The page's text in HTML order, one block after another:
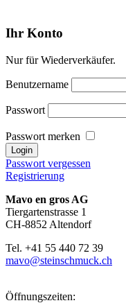
Ihr Konto
Nur für Wiederverkäufer.
Benutzername
Passwort
Passwort merken
Passwort vergessen
Registrierung
Mavo en gros AG
Tiergartenstrasse 1
CH-8852 Altendorf
Tel. +41 55 440 72 39
mavo@steinschmuck.ch
Öffnungszeiten: